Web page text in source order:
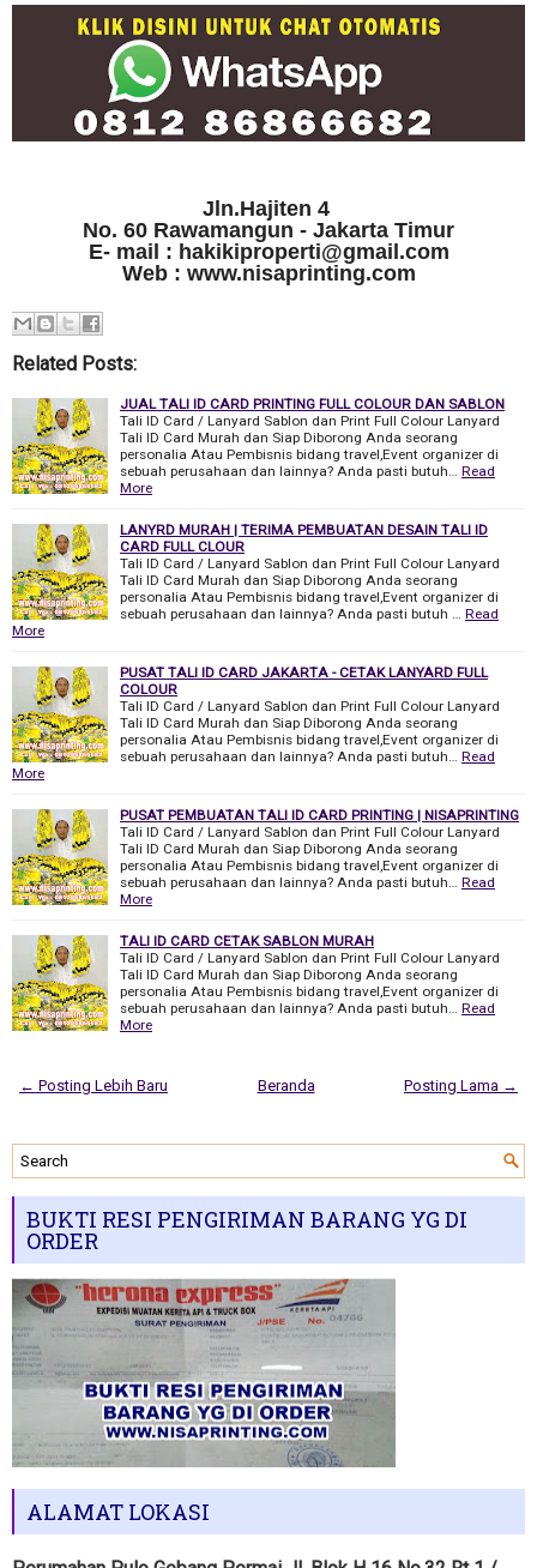
Jln.Hajiten 4
No. 60 Rawamangun - Jakarta Timur
E- mail : hakikiproperti@gmail.com
Web : www.nisaprinting.com
Related Posts:
JUAL TALI ID CARD PRINTING FULL COLOUR DAN SABLON
Tali ID Card / Lanyard Sablon dan Print Full Colour Lanyard
Tali ID Card Murah dan Siap Diborong Anda seorang
personalia Atau Pembisnis bidang travel,Event organizer di
sebuah perusahaan dan lainnya? Anda pasti butuh…
Read
More
LANYRD MURAH | TERIMA PEMBUATAN DESAIN TALI ID
CARD FULL CLOUR
Tali ID Card / Lanyard Sablon dan Print Full Colour Lanyard
Tali ID Card Murah dan Siap Diborong Anda seorang
personalia Atau Pembisnis bidang travel,Event organizer di
sebuah perusahaan dan lainnya? Anda pasti butuh …
Read
More
PUSAT TALI ID CARD JAKARTA - CETAK LANYARD FULL
COLOUR
Tali ID Card / Lanyard Sablon dan Print Full Colour Lanyard
Tali ID Card Murah dan Siap Diborong Anda seorang
personalia Atau Pembisnis bidang travel,Event organizer di
sebuah perusahaan dan lainnya? Anda pasti butuh…
Read
More
PUSAT PEMBUATAN TALI ID CARD PRINTING | NISAPRINTING
Tali ID Card / Lanyard Sablon dan Print Full Colour Lanyard
Tali ID Card Murah dan Siap Diborong Anda seorang
personalia Atau Pembisnis bidang travel,Event organizer di
sebuah perusahaan dan lainnya? Anda pasti butuh…
Read
More
TALI ID CARD CETAK SABLON MURAH
Tali ID Card / Lanyard Sablon dan Print Full Colour Lanyard
Tali ID Card Murah dan Siap Diborong Anda seorang
personalia Atau Pembisnis bidang travel,Event organizer di
sebuah perusahaan dan lainnya? Anda pasti butuh…
Read
More
← Posting Lebih Baru Posting Lama →
Beranda
BUKTI RESI PENGIRIMAN BARANG YG DI
ORDER
ALAMAT LOKASI